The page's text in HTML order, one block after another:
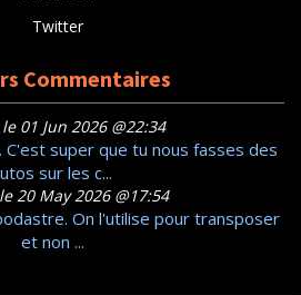
Twitter
Commentaires
01 Jun 2026 @22:34
C'est super que tu nous fasses des
sur les c...
20 May 2026 @17:54
On l'utilise pour transposer
et non ...